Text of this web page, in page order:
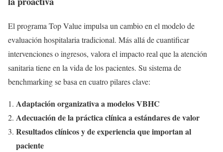
El programa Top Value impulsa un cambio en el modelo de
evaluación hospitalaria tradicional. Más allá de cuantificar
intervenciones o ingresos, valora el impacto real que la atención
sanitaria tiene en la vida de los pacientes. Su sistema de
benchmarking se basa en cuatro pilares clave:
Adaptación organizativa a modelos VBHC
Adecuación de la práctica clínica a estándares de valor
Resultados clínicos y de experiencia que importan al
paciente